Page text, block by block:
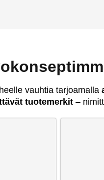
vauhtia tarjoamalla
tuotemerkit–